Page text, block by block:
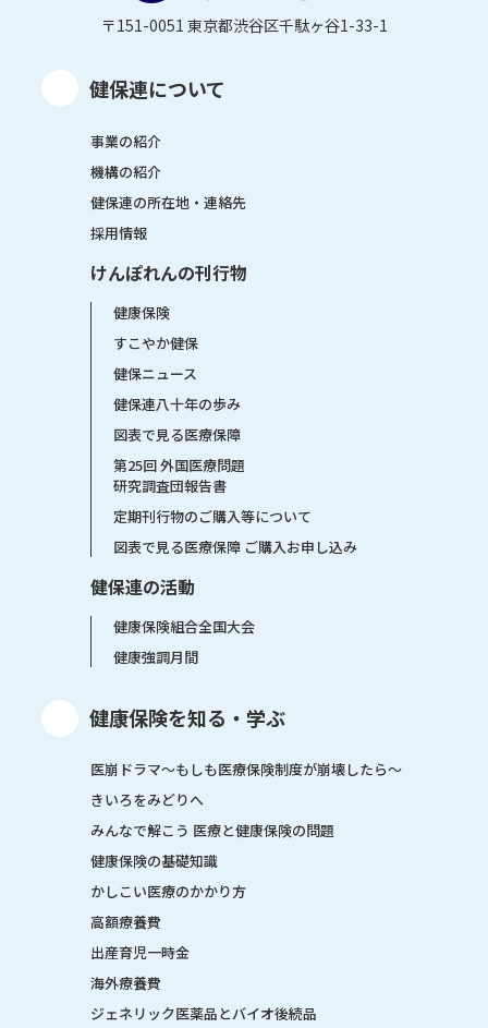
〒151-0051 東京都渋谷区千駄ヶ谷1-33-1
健保連について
事業の紹介
機構の紹介
健保連の所在地・連絡先
採用情報
けんぽれんの刊行物
健康保険
すこやか健保
健保ニュース
健保連八十年の歩み
図表で見る医療保障
第25回 外国医療問題
研究調査団報告書
定期刊行物のご購入等について
図表で見る医療保障 ご購入お申し込み
健保連の活動
健康保険組合全国大会
健康強調月間
健康保険を知る・学ぶ
医崩ドラマ〜もしも医療保険制度が崩壊したら〜
きいろをみどりへ
みんなで解こう 医療と健康保険の問題
健康保険の基礎知識
かしこい医療のかかり方
高額療養費
出産育児一時金
海外療養費
ジェネリック医薬品とバイオ後続品